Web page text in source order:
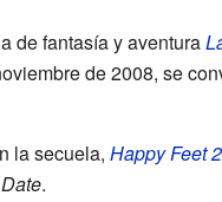
de fantasía y aventura
de 2008, se
la secuela, Happy Feet 2
.